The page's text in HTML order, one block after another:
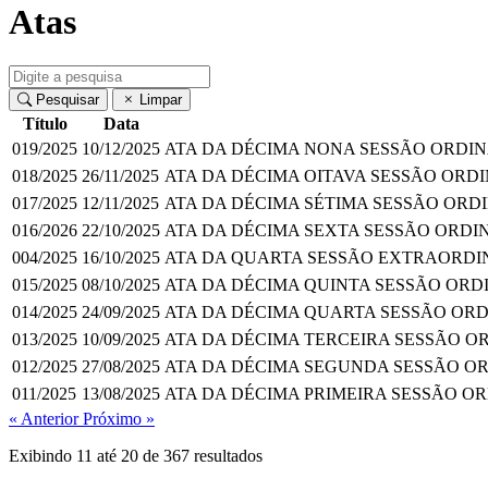
Atas
Pesquisar Limpar
Título Data
019/2025 10/12/2025 ATA DA DÉCIMA NONA SESSÃO
018/2025 26/11/2025 ATA DA DÉCIMA OITAVA SESSÃO
017/2025 12/11/2025 ATA DA DÉCIMA SÉTIMA SESSÃO
016/2026 22/10/2025 ATA DA DÉCIMA SEXTA SESSÃO
004/2025 16/10/2025 ATA DA QUARTA SESSÃO
015/2025 08/10/2025 ATA DA DÉCIMA QUINTA SESSÃO
014/2025 24/09/2025 ATA DA DÉCIMA QUARTA SESSÃO
013/2025 10/09/2025 ATA DA DÉCIMA TERCEIRA SESSÃO
012/2025 27/08/2025 ATA DA DÉCIMA SEGUNDA SESSÃO
011/2025 13/08/2025 ATA DA DÉCIMA PRIMEIRA SESSÃO
« AnteriorPróximo »
Exibindo 11 até 20 de 367 resultados